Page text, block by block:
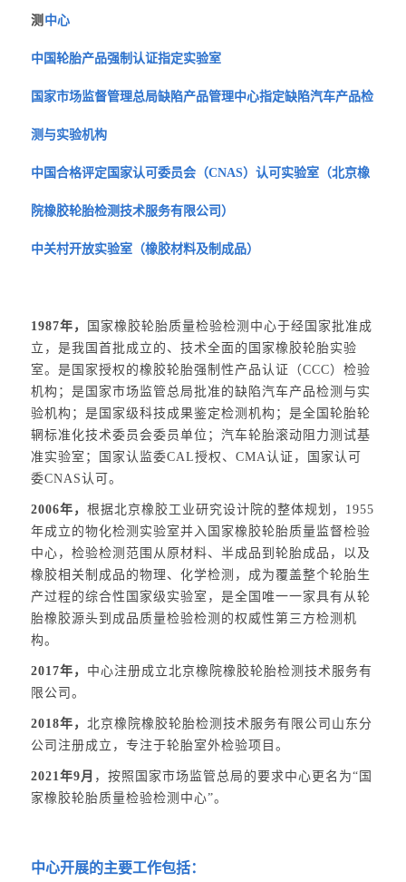
测 中心
中国轮胎产品强制认证指定实验室
国家市场监督管理总局缺陷产品管理中心指定缺陷汽车产品检
测与实验机构
中国合格评定国家认可委员会（CNAS）认可实验室（北京橡
院橡胶轮胎检测技术服务有限公司）
中关村开放实验室（橡胶材料及制成品）
1987年，
国家橡胶轮胎质量检验检测中心于经国家批准成
立，是我国首批成立的、技术全面的国家橡胶轮胎实验
室。是国家授权的橡胶轮胎强制性产品认证（CCC）检验
机构；是国家市场监管总局批准的缺陷汽车产品检测与实
验机构；是国家级科技成果鉴定检测机构；是全国轮胎轮
辋标准化技术委员会委员单位；汽车轮胎滚动阻力测试基
准实验室；国家认监委CAL授权、CMA认证，国家认可
委CNAS认可。
2006年，根据北京橡胶工业研究设计院的整体规划，1955
年成立的物化检测实验室并入国家橡胶轮胎质量监督检验
中心，检验检测范围从原材料、半成品到轮胎成品，以及
橡胶相关制成品的物理、化学检测，成为覆盖整个轮胎生
产过程的综合性国家级实验室，是全国唯一一家具有从轮
胎橡胶源头到成品质量检验检测的权威性第三方检测机
构。
2017年， 中心注册成立北京橡院橡胶轮胎检测技术服务有
限公司。
2018年，北京橡院橡胶轮胎检测技术服务有限公司山东分
公司注册成立，专注于轮胎室外检验项目。
2021年9月 ，按照国家市场监管总局的要求中心更名为“国
家橡胶轮胎质量检验检测中心”。
中心开展的主要工作包括：